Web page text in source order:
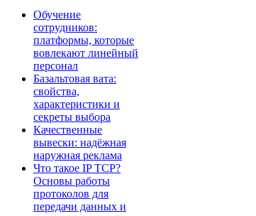
Обучение
сотрудников:
платформы, которые
вовлекают линейный
персонал
Базальтовая вата:
свойства,
характеристики и
секреты выбора
Качественные
вывески: надёжная
наружная реклама
Что такое IP TCP?
Основы работы
протоколов для
передачи данных и